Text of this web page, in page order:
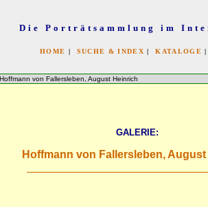
Die Porträtsammlung im
HOME | SUCHE & INDEX |KATALOGE
von Fallersleben, August Heinrich
GALERIE:
Hoffmann von Fallersleben,